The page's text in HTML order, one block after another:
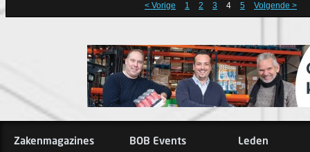
< Vorige 1 2 3 4 5 Volgende >
Zakenmagazines BOB Events Leden